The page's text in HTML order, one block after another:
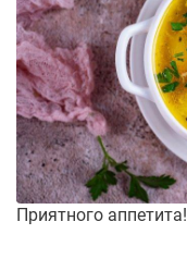
Приятного аппетита!